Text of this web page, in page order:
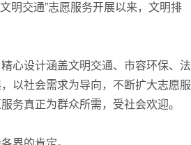
明交通”志愿服务开展以来，文明排
心设计涵盖文明交通、市容环保、法
以社会需求为导向，不断扩大志愿服
务真正为群众所需，受社会欢迎。